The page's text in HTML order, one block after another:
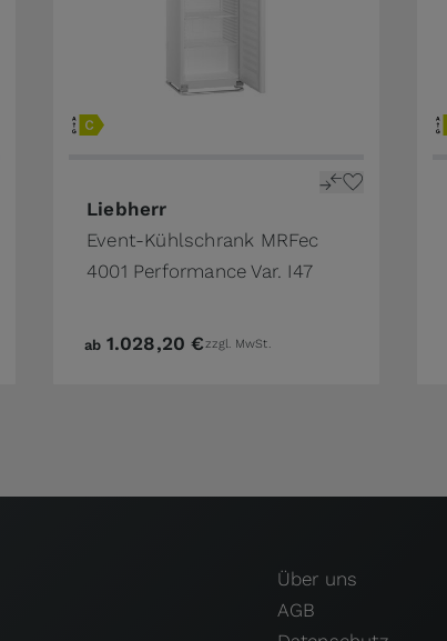
Liebherr
Event-Kühlschrank MRFec
4001 Performance Var. I47
ab 1.028,20 €zzgl. MwSt.
Über uns
AGB